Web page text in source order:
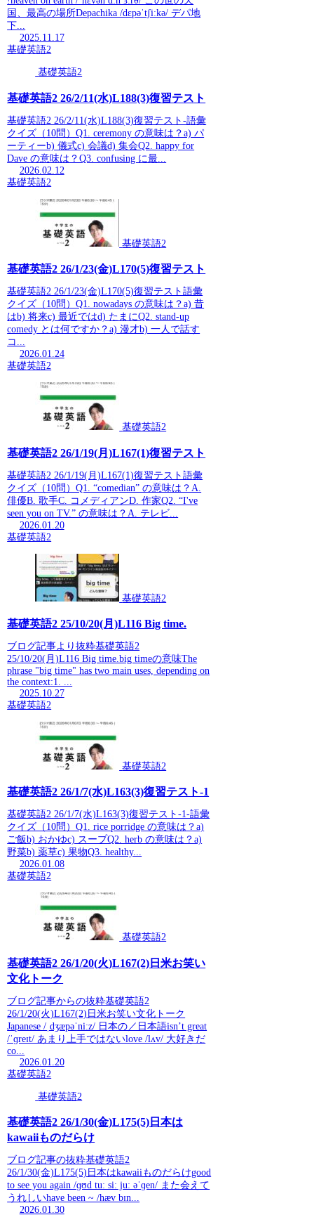
国、最高の場所Depachika /dɛpəˈtʃiːkə/ デパ地
下...
2025.11.17
基礎英語2
基礎英語2
基礎英語2 26/2/11(水)L188(3)復習テスト
基礎英語2 26/2/11(水)L188(3)復習テスト-語彙
クイズ（10問）Q1. ceremony の意味は？a) パ
ーティーb) 儀式c) 会議d) 集会Q2. happy for
Dave の意味は？Q3. confusing に最...
2026.02.12
基礎英語2
基礎英語2
基礎英語2 26/1/23(金)L170(5)復習テスト
基礎英語2 26/1/23(金)L170(5)復習テスト語彙
クイズ（10問）Q1. nowadays の意味は？a) 昔
はb) 将来c) 最近ではd) たまにQ2. stand-up
comedy とは何ですか？a) 漫才b) 一人で話す
コ...
2026.01.24
基礎英語2
基礎英語2
基礎英語2 26/1/19(月)L167(1)復習テスト
基礎英語2 26/1/19(月)L167(1)復習テスト語彙
クイズ（10問）Q1. “comedian” の意味は？A.
俳優B. 歌手C. コメディアンD. 作家Q2. “I've
seen you on TV.” の意味は？A. テレビ...
2026.01.20
基礎英語2
基礎英語2
基礎英語2 25/10/20(月)L116 Big time.
ブログ記事より抜粋基礎英語2
25/10/20(月)L116 Big time.big timeの意味The
phrase "big time" has two main uses, depending on
the context:1. ...
2025.10.27
基礎英語2
基礎英語2
基礎英語2 26/1/7(水)L163(3)復習テスト-1
基礎英語2 26/1/7(水)L163(3)復習テスト-1-語彙
クイズ（10問）Q1. rice porridge の意味は？a)
ご飯b) おかゆc) スープQ2. herb の意味は？a)
野菜b) 薬草c) 果物Q3. healthy...
2026.01.08
基礎英語2
基礎英語2
基礎英語2 26/1/20(火)L167(2)日米お笑い
文化トーク
ブログ記事からの抜粋基礎英語2
26/1/20(火)L167(2)日米お笑い文化トーク
Japanese /ˌdʒæpəˈniːz/ 日本の／日本語isn’t great
/ˈɡreɪt/ あまり上手ではないlove /lʌv/ 大好きだ
co...
2026.01.20
基礎英語2
基礎英語2
基礎英語2 26/1/30(金)L175(5)日本は
kawaiiものだらけ
ブログ記事の抜粋基礎英語2
26/1/30(金)L175(5)日本はkawaiiものだらけgood
to see you again /ɡʊd tuː siː juː əˈɡen/ また会えて
うれしいhave been ~ /hæv bɪn...
2026.01.30